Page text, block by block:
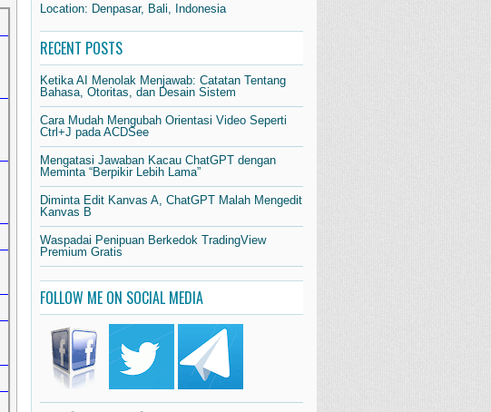
Location: Denpasar, Bali, Indonesia
RECENT POSTS
Ketika AI Menolak Menjawab: Catatan Tentang
Bahasa, Otoritas, dan Desain Sistem
Cara Mudah Mengubah Orientasi Video Seperti
Ctrl+J pada ACDSee
Mengatasi Jawaban Kacau ChatGPT dengan
Meminta “Berpikir Lebih Lama”
Diminta Edit Kanvas A, ChatGPT Malah Mengedit
Kanvas B
Waspadai Penipuan Berkedok TradingView
Premium Gratis
FOLLOW ME ON SOCIAL MEDIA